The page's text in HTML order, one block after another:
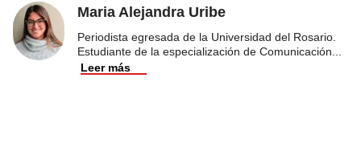
Maria Alejandra Uribe
Periodista egresada de la Universidad del Rosario.
Estudiante de la especialización de Comunicación
Leer más